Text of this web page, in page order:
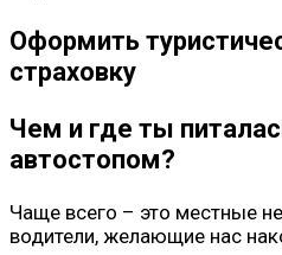
Оформить
страховку
Чем и где ты
автостопом?
Чаще всего – это местные
водители, желающие нас